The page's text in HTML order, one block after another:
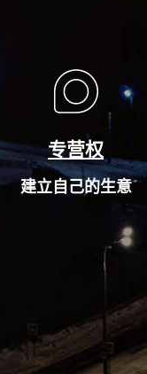
专营权
建立自己的生意